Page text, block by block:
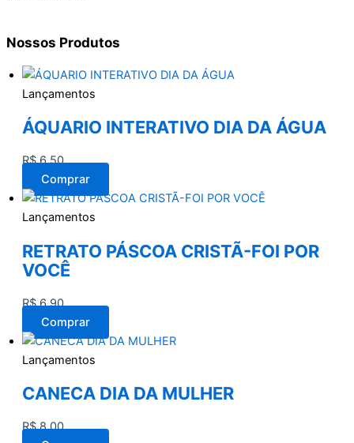
Nossos Produtos
Lançamentos
ÁQUARIO INTERATIVO DIA DA ÁGUA
R$6,50
Comprar
Lançamentos
RETRATO PÁSCOA CRISTÃ-FOI POR
VOCÊ
R$6,90
Comprar
Lançamentos
CANECA DIA DA MULHER
R$8,00